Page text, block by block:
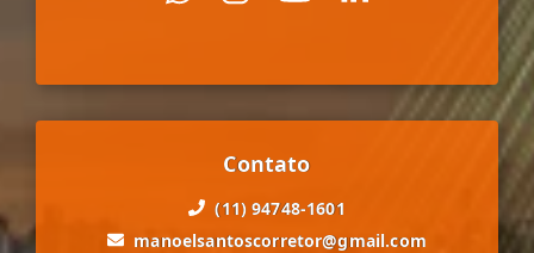
Contato
(11) 94748-1601
manoelsantoscorretor@gmail.com